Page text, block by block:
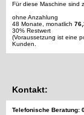
Für diese Maschine sind
ohne Anzahlung
48 Monate, monatlich
30% Restwert
(Voraussetzung ist eine
Kunden.
Kontakt:
Telefonische Beratung: